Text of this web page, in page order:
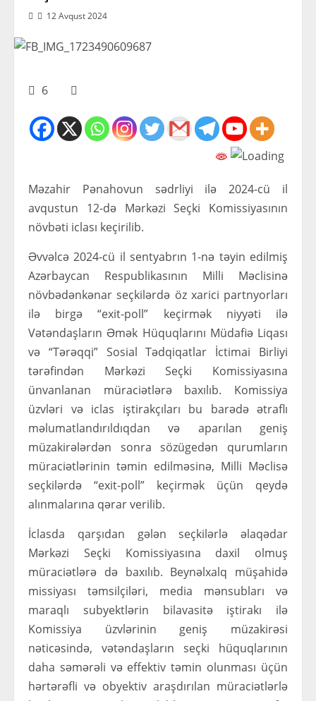
12 Avqust 2024
6
Məzahir Pənahovun sədrliyi ilə 2024-cü il
avqustun 12-də Mərkəzi Seçki Komissiyasının
növbəti iclası keçirilib.
Əvvəlcə 2024-cü il sentyabrın 1-nə təyin edilmiş
Azərbaycan Respublikasının Milli Məclisinə
növbədənkənar seçkilərdə öz xarici partnyorları
ilə birgə “exit-poll” keçirmək niyyəti ilə
Vətəndaşların Əmək Hüquqlarını Müdafiə Liqası
və “Tərəqqi” Sosial Tədqiqatlar İctimai Birliyi
tərəfindən Mərkəzi Seçki Komissiyasına
ünvanlanan müraciətlərə baxılıb. Komissiya
üzvləri və iclas iştirakçıları bu barədə ətraflı
məlumatlandırıldıqdan və aparılan geniş
müzakirələrdən sonra sözügedən qurumların
müraciətlərinin təmin edilməsinə, Milli Məclisə
seçkilərdə “exit-poll” keçirmək üçün qeydə
alınmalarına qərar verilib.
İclasda qarşıdan gələn seçkilərlə əlaqədar
Mərkəzi Seçki Komissiyasına daxil olmuş
müraciətlərə də baxılıb. Beynəlxalq müşahidə
missiyası təmsilçiləri, media mənsubları və
maraqlı subyektlərin bilavasitə iştirakı ilə
Komissiya üzvlərinin geniş müzakirəsi
nəticəsində, vətəndaşların seçki hüquqlarının
daha səmərəli və effektiv təmin olunması üçün
hərtərəfli və obyektiv araşdırılan müraciətlərlə